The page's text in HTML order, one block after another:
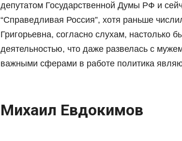
депутатом Государственной Думы РФ и
“Справедливая Россия”, хотя раньше
Григорьевна, согласно слухам, настолько
деятельностью, что даже развелась с
важными сферами в работе политика
Михаил Евдокимов